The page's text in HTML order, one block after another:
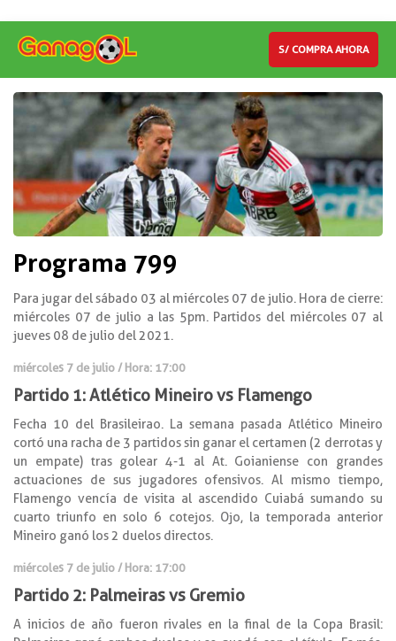
S/ COMPRA AHORA
Programa 799
Para jugar del sábado 03 al miércoles 07 de julio. Hora de cierre:
miércoles 07 de julio a las 5pm. Partidos del miércoles 07 al
jueves 08 de julio del 2021.
miércoles 7 de julio / Hora: 17:00
Partido 1: Atlético Mineiro vs Flamengo
Fecha 10 del Brasileirao. La semana pasada Atlético Mineiro
cortó una racha de 3 partidos sin ganar el certamen (2 derrotas y
un empate) tras golear 4-1 al At. Goianiense con grandes
actuaciones de sus jugadores ofensivos. Al mismo tiempo,
Flamengo vencía de visita al ascendido Cuiabá sumando su
cuarto triunfo en solo 6 cotejos. Ojo, la temporada anterior
Mineiro ganó los 2 duelos directos.
miércoles 7 de julio / Hora: 17:00
Partido 2: Palmeiras vs Gremio
A inicios de año fueron rivales en la final de la Copa Brasil: